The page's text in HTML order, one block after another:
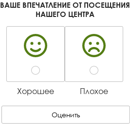
ВАШЕ ВПЕЧАТЛЕНИЕ ОТ ПОСЕЩЕНИЯ
НАШЕГО ЦЕНТРА
Хорошее Плохое
Оценить